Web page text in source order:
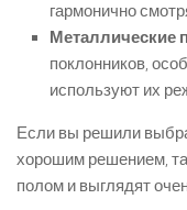
гармонично
Металлические
поклонников,
используют их
Если вы решили
хорошим решением,
полом и выглядят